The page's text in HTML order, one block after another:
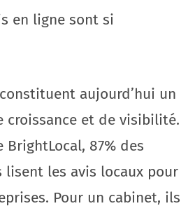
en ligne sont si
aujourd’hui un
croissance et de visibilité.
BrightLocal, 87% des
lisent les avis locaux pour
Pour un cabinet, ils